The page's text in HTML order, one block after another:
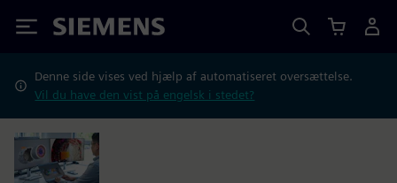
Siemens
Denne side vises ved hjælp af automatiseret oversættelse.
Vil du have den vist på engelsk i stedet?